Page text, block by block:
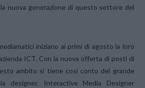
nuova generazione di questo settore del
iniziano ai primi di agosto la loro
ICT. Con la nuova offerta di posti di
ambito si tiene così conto del grande
designer. Interactive Media Designer